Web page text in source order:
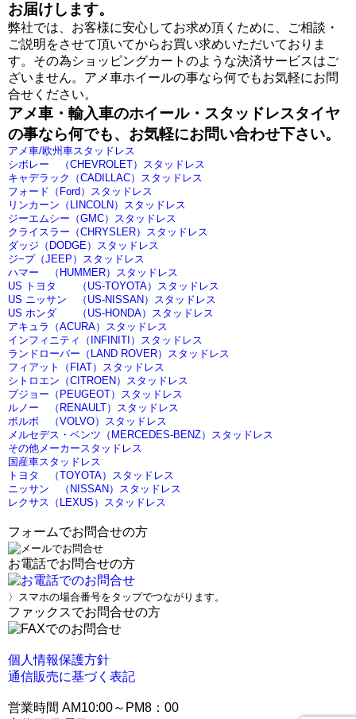
お届けします。
弊社では、お客様に安心してお求め頂くために、ご相談・
ご説明をさせて頂いてからお買い求めいただいておりま
す。その為ショッピングカートのような決済サービスはご
ざいません。アメ車ホイールの事なら何でもお気軽にお問
合せください。
アメ車・輸入車のホイール・スタッドレスタイヤ
の事なら何でも、お気軽にお問い合わせ下さい。
アメ車/欧州車スタッドレス
シボレー （CHEVROLET）スタッドレス
キャデラック（CADILLAC）スタッドレス
フォード（Ford）スタッドレス
リンカーン（LINCOLN）スタッドレス
ジーエムシー（GMC）スタッドレス
クライスラー（CHRYSLER）スタッドレス
ダッジ（DODGE）スタッドレス
ジ−プ（JEEP）スタッドレス
ハマー （HUMMER）スタッドレス
US トヨタ （US-TOYOTA）スタッドレス
US ニッサン （US-NISSAN）スタッドレス
US ホンダ （US-HONDA）スタッドレス
アキュラ（ACURA）スタッドレス
インフィニティ（INFINITI）スタッドレス
ランドローバー（LAND ROVER）スタッドレス
フィアット（FIAT）スタッドレス
シトロエン（CITROEN）スタッドレス
プジョー（PEUGEOT）スタッドレス
ルノー （RENAULT）スタッドレス
ボルボ （VOLVO）スタッドレス
メルセデス・ベンツ（MERCEDES-BENZ）スタッドレス
その他メーカースタッドレス
国産車スタッドレス
トヨタ （TOYOTA）スタッドレス
ニッサン （NISSAN）スタッドレス
レクサス（LEXUS）スタッドレス
フォームでお問合せの方
お電話でお問合せの方
〉スマホの場合番号をタップでつながります。
ファックスでお問合せの方
個人情報保護方針
通信販売に基づく表記
営業時間 AM10:00～PM8：00